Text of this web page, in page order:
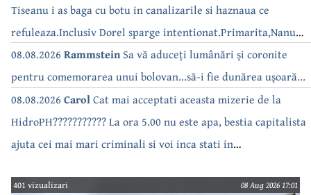
Tiseanu i as baga cu botu in canalizarile si haznaua ce
refuleaza.Inclusiv Dorel sparge intentionat.Primarita,Nanu
bea apa de la robinet.Asta as intreba o si pe Izabel Mitrea
08.08.2026 RammsteinSa vă aduceți lumânări și coronite
pentru comemorarea unui bolovan...să-i fie dunărea ușoară...
08.08.2026 CarolCat mai acceptati aceasta mizerie de la
HidroPH??????????? La ora 5.00 nu este apa, bestia capitalista
ajuta cei mai mari criminali si voi inca stati in
401 vizualizari 08 Aug 2026 17:01